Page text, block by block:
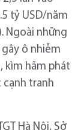
tỷ USD/năm
Ngoài những
ô nhiễm
kìm hãm phát
cạnh tranh
Hà Nội, Sở